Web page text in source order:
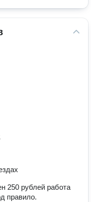
250 рублей работа
правило.